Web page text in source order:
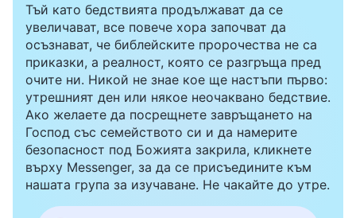
Тъй като бедствията продължават да се
увеличават, все повече хора започват да
осъзнават, че библейските пророчества не са
приказки, а реалност, която се разгръща пред
очите ни. Никой не знае кое ще настъпи първо:
утрешният ден или някое неочаквано бедствие.
Ако желаете да посрещнете завръщането на
Господ със семейството си и да намерите
безопасност под Божията закрила, кликнете
върху Messenger, за да се присъедините към
нашата група за изучаване. Не чакайте до утре.